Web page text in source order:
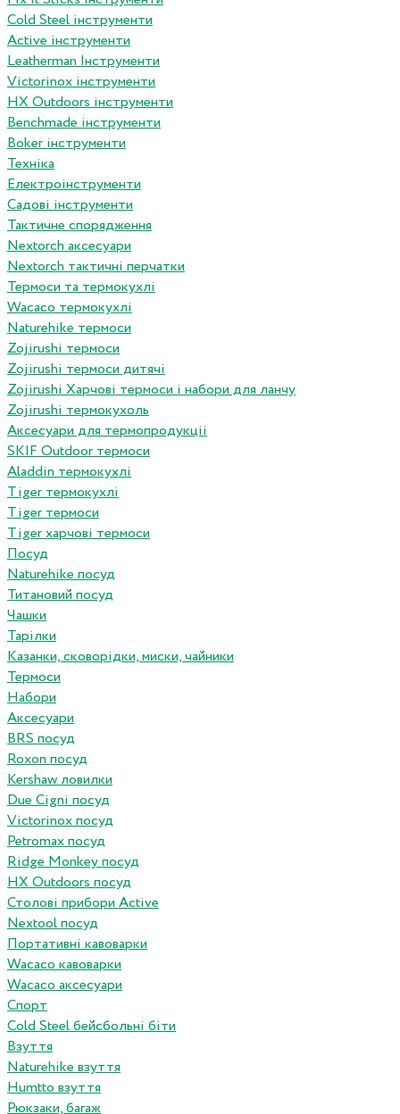
Сold Steel інструменти
Active інструменти
Leatherman Інструменти
Victorinox інструменти
HX Outdoors інструменти
Benchmade інструменти
Boker інструменти
Техніка
Електроінструменти
Садові інструменти
Тактичне спорядження
Nextorch аксесуари
Nextorch тактичні перчатки
Термоси та термокухлі
Wacaco термокухлі
Naturehike термоси
Zojirushi термоси
Zojirushi термоси дитячі
Zojirushi Харчові термоси і набори для ланчу
Zojirushi термокухоль
Аксесуари для термопродукціі
SKIF Outdoor термоси
Aladdin термокухлі
Tiger термокухлі
Tiger термоси
Tiger харчові термоси
Посуд
Naturehike посуд
Титановий посуд
Чашки
Тарілки
Казанки, сковорідки, миски, чайники
Термоси
Набори
Аксесуари
BRS посуд
Roxon посуд
Kershaw ловилки
Due Cigni посуд
Victorinox посуд
Petromax посуд
Ridge Monkey посуд
HX Outdoors посуд
Столові прибори Active
Nextool посуд
Портативні кавоварки
Wacaco кавоварки
Wacaco аксесуари
Спорт
Cold Steel бейсбольні біти
Взуття
Naturehike взуття
Humtto взуття
Рюкзаки, багаж